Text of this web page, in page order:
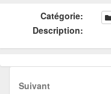
Catégorie:
Description:
Suivant